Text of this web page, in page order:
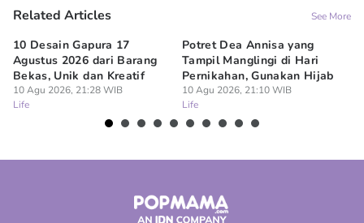
Related Articles See More
10 Desain Gapura 17
Agustus 2026 dari Barang
Bekas, Unik dan Kreatif
10 Agu 2026, 21:28 WIB
Life
Potret Dea Annisa yang
Tampil Manglingi di Hari
Pernikahan, Gunakan Hijab
10 Agu 2026, 21:10 WIB
Life